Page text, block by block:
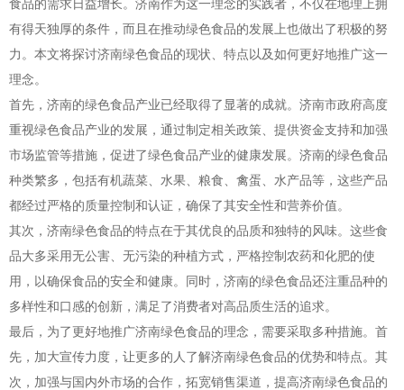
有得天独厚的条件，而且在推动绿色食品的发展上也做出了积极的努
力。本文将探讨济南绿色食品的现状、特点以及如何更好地推广这一
理念。
首先，济南的绿色食品产业已经取得了显著的成就。济南市政府高度
重视绿色食品产业的发展，通过制定相关政策、提供资金支持和加强
市场监管等措施，促进了绿色食品产业的健康发展。济南的绿色食品
种类繁多，包括有机蔬菜、水果、粮食、禽蛋、水产品等，这些产品
都经过严格的质量控制和认证，确保了其安全性和营养价值。
其次，济南绿色食品的特点在于其优良的品质和独特的风味。这些食
品大多采用无公害、无污染的种植方式，严格控制农药和化肥的使
用，以确保食品的安全和健康。同时，济南的绿色食品还注重品种的
多样性和口感的创新，满足了消费者对高品质生活的追求。
最后，为了更好地推广济南绿色食品的理念，需要采取多种措施。首
先，加大宣传力度，让更多的人了解济南绿色食品的优势和特点。其
次，加强与国内外市场的合作，拓宽销售渠道，提高济南绿色食品的